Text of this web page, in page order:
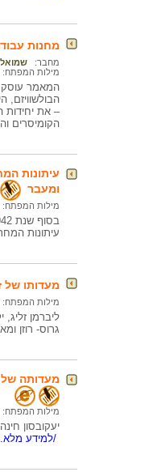
מחנות
מחבר:
מילות המפתח:
המאמר עוסק
הבולשוויזם,
– את יחידות
הקומיסרים
עיתונות
ומעבר
מילות המפתח:
עיתונות
מעדותו של
מילות המפתח:
גרוס- רוזן
מעדותה של
מילות המפתח:
יעקובסון חינה, ילידת קובנו, ליטא, 1925.בקטע זה
/למידע